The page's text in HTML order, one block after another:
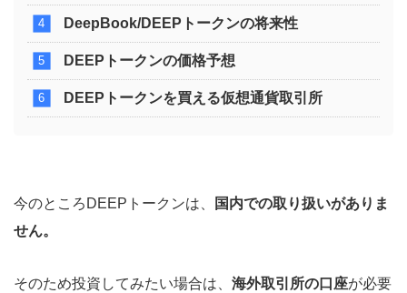
DeepBook/DEEPトークンの将来性
DEEPトークンの価格予想
DEEPトークンを買える仮想通貨取引所
今のところDEEPトークンは、
国内での取り扱いがありま
せん。
そのため投資してみたい場合は、 海外取引所の口座が必要